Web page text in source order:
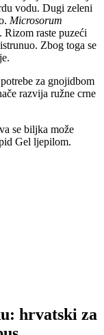
vodu. Dugi zeleni
Microsorum
Rizom raste puzeći
Zbog toga se
za gnojidbom
razvija ružne crne
se biljka može
Gel ljepilom.
hrvatski za